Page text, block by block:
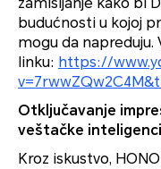
budućnosti u kojoj
mogu da
linku: https://
Otključavanje
veštačke
Kroz iskustvo,